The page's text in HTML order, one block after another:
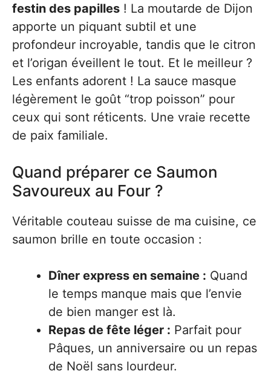
festin des papilles ! La moutarde de Dijon
apporte un piquant subtil et une
profondeur incroyable, tandis que le citron
et l’origan éveillent le tout. Et le meilleur ?
Les enfants adorent ! La sauce masque
légèrement le goût “trop poisson” pour
ceux qui sont réticents. Une vraie recette
de paix familiale.
Quand préparer ce Saumon
Savoureux au Four ?
Véritable couteau suisse de ma cuisine, ce
saumon brille en toute occasion :
Dîner express en semaine : Quand
le temps manque mais que l’envie
de bien manger est là.
Repas de fête léger : Parfait pour
Pâques, un anniversaire ou un repas
de Noël sans lourdeur.